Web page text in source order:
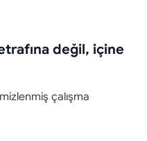
değil, içine
çalışma